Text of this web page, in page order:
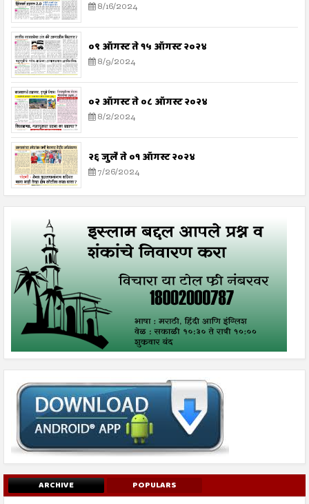
8/16/2024
०९ ऑगस्ट ते १५ ऑगस्ट २०२४
8/9/2024
०२ ऑगस्ट ते ०८ ऑगस्ट २०२४
8/2/2024
२६ जुलै ते ०१ ऑगस्ट २०२४
7/26/2024
ARCHIVE POPULARS